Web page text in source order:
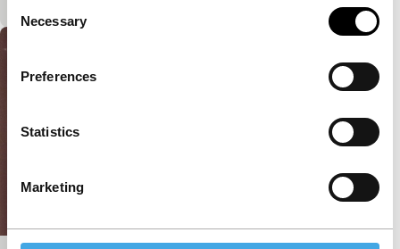
Selection
Necessary
Preferences
Statistics
Marketing